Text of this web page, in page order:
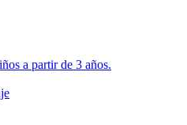
a partir de 3 años.